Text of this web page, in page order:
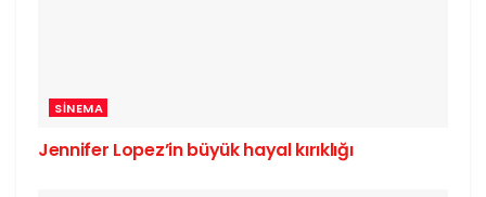
SINEMA
Jennifer Lopez’in büyük hayal kırıklığı